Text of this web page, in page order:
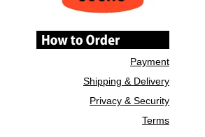
Payment
Shipping & Delivery
Privacy & Security
Terms